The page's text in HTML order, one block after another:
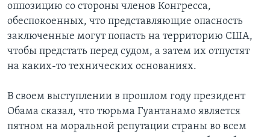
оппозицию со стороны членов Конгресса,
обеспокоенных, что представляющие опасность
заключенные могут попасть на территорию США,
чтобы предстать перед судом, а затем их отпустят
на каких-то технических основаниях.
В своем выступлении в прошлом году президент
Обама сказал, что тюрьма Гуантанамо является
пятном на моральной репутации страны во всем